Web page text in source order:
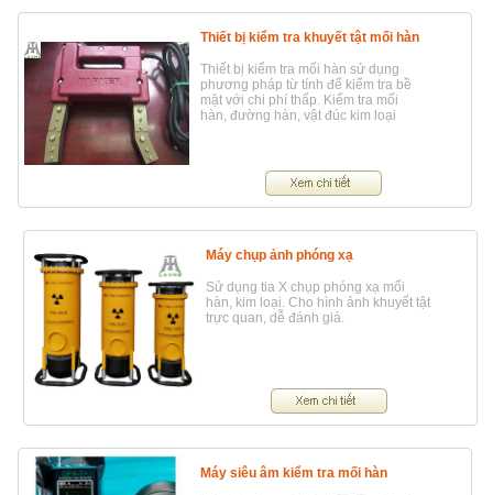
Thiết bị kiểm tra khuyết tật mối hàn
Thiết bị kiểm tra mối hàn sử dụng
phương pháp từ tính để kiểm tra bề
mặt với chi phí thấp. Kiểm tra mối
hàn, đường hàn, vật đúc kim loại
Máy chụp ảnh phóng xạ
Sử dụng tia X chụp phóng xạ mối
hàn, kim loại. Cho hình ảnh khuyết tật
trực quan, dễ đánh giá.
Máy siêu âm kiểm tra mối hàn